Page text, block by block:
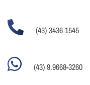
(43) 3436 1545
(43) 9.9668-3260